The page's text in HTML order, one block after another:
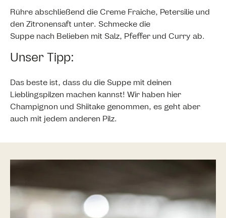
Rühre abschließend die Creme Fraiche, Petersilie und
den Zitronensaft unter. Schmecke die
Suppe nach Belieben mit Salz, Pfeffer und Curry ab.
Unser Tipp:
Das beste ist, dass du die Suppe mit deinen
Lieblingspilzen machen kannst! Wir haben hier
Champignon und Shiitake genommen, es geht aber
auch mit jedem anderen Pilz.